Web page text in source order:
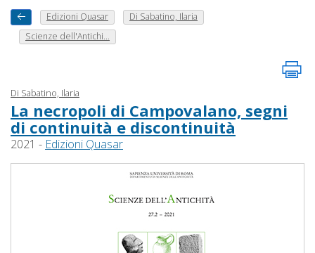
Edizioni Quasar
Di Sabatino, Ilaria
Scienze dell'Antichi...
Di Sabatino, Ilaria
La necropoli di Campovalano, segni
di continuità e discontinuità
2021 - Edizioni Quasar